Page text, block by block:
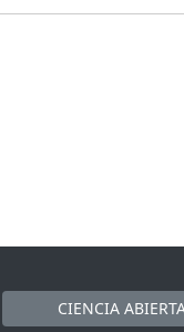
CIENCIA